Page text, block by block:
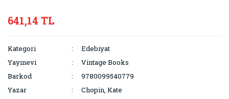
641,14 TL
Kategori
Edebiyat
Yayınevi
Vintage Books
Barkod
9780099540779
Yazar
Chopin, Kate